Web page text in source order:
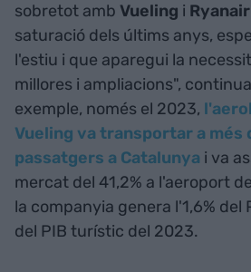
sobretot amb Vueling i Ryanair
saturació dels últims anys,
l'estiu i que aparegui la
millores i ampliacions",
exemple, només el 2023,
Vueling va transportar a més
passatgers a Catalunya i va
mercat del 41,2% a l'aeroport
la companyia genera l'1,6% del
del PIB turístic del 2023.